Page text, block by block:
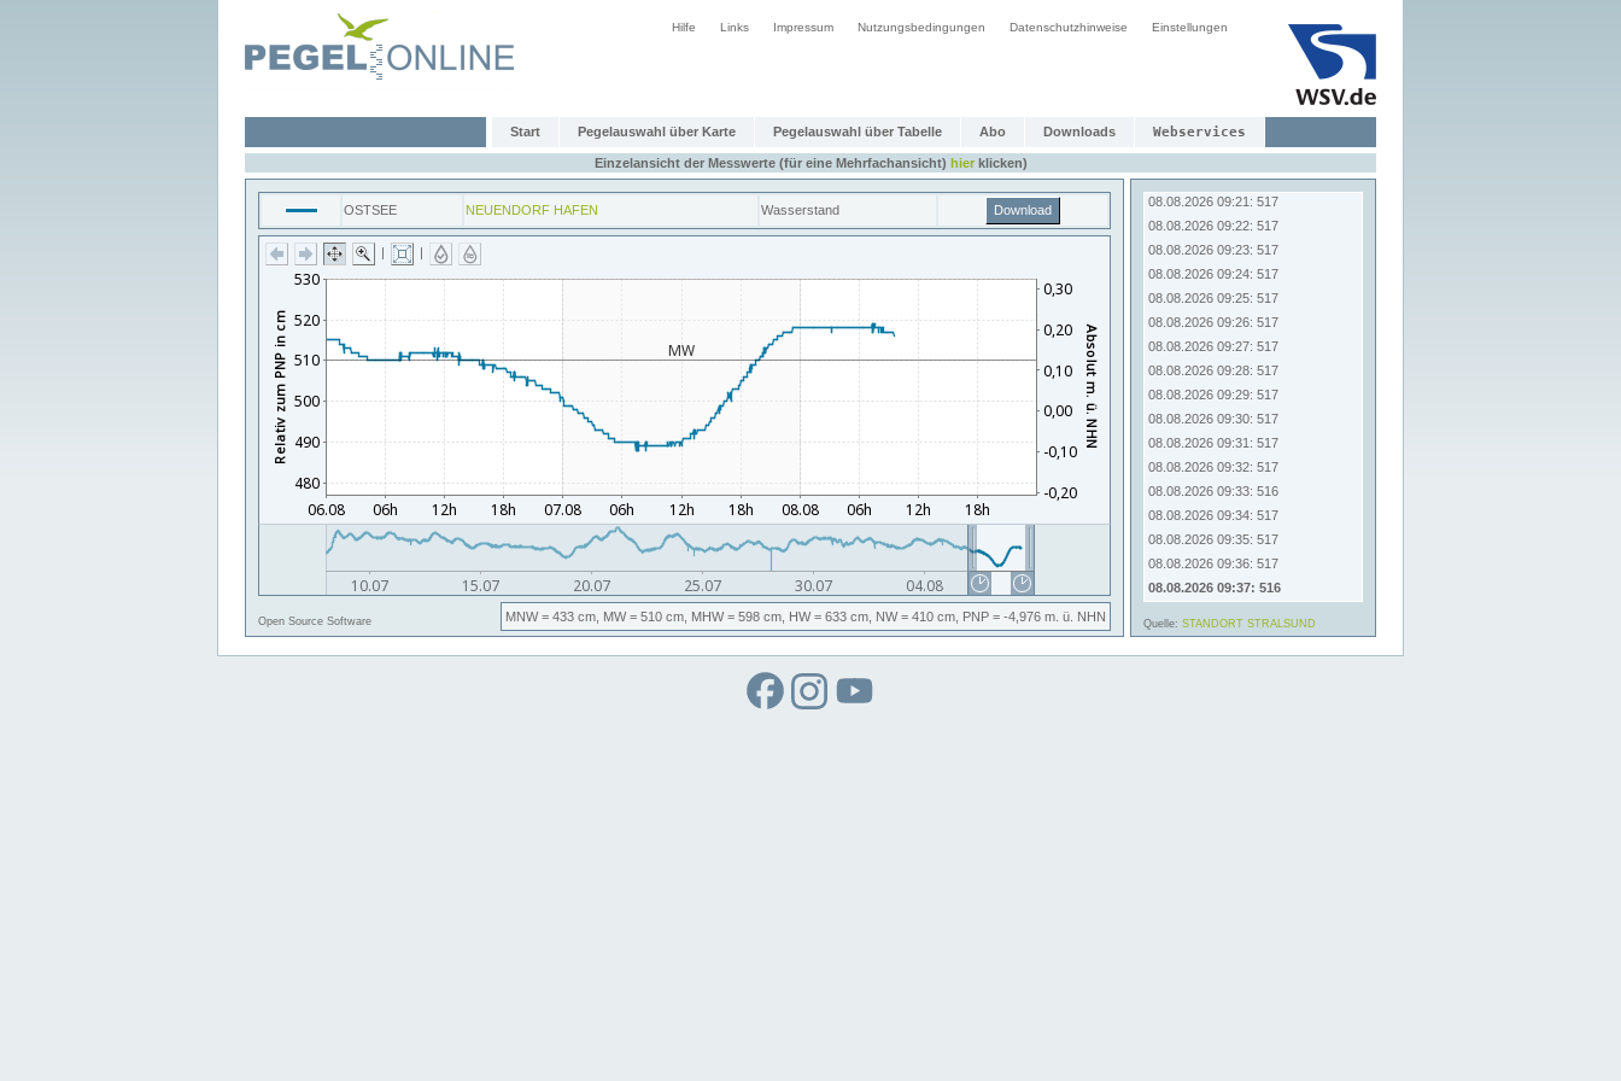
Hilfe Links Impressum Nutzungsbedingungen Datenschutzhinweise Einstellungen
Start Pegelauswahl über Karte Pegelauswahl über Tabelle Abo Downloads Webservices
Einzelansicht der Messwerte (für eine Mehrfachansicht) hierklicken)
OSTSEE NEUENDORF HAFEN Wasserstand Download
| |
Open Source Software MNW= 433 cm, MW= 510 cm, MHW= 598 cm, HW= 633 cm, NW= 410 cm, PNP = -4,976 m. ü. NHN
08.08.2026 09:14: 517
08.08.2026 09:18: 517
08.08.2026 09:19: 517
08.08.2026 09:20: 517
08.08.2026 09:21: 517
08.08.2026 09:22: 517
08.08.2026 09:23: 517
08.08.2026 09:24: 517
08.08.2026 09:25: 517
08.08.2026 09:26: 517
08.08.2026 09:27: 517
08.08.2026 09:28: 517
08.08.2026 09:29: 517
08.08.2026 09:30: 517
08.08.2026 09:31: 517
08.08.2026 09:32: 517
08.08.2026 09:33: 516
08.08.2026 09:34: 517
08.08.2026 09:35: 517
08.08.2026 09:36: 517
08.08.2026 09:37: 516
Quelle: STANDORT STRALSUND